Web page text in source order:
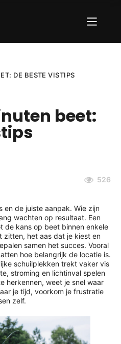
DE BESTE VISTIPS
beet:
526
en de juiste aanpak. Wie zijn
wachten op resultaat. Een
de kans op beet binnen enkele
zitten, het aas dat je kiest en
samen het succes. Vooral
hoe belangrijk de locatie is.
schuilplekken trekt vaker vis
stroming en lichtinval spelen
herkennen, weet je snel waar
je tijd, voorkom je frustratie
zelf.